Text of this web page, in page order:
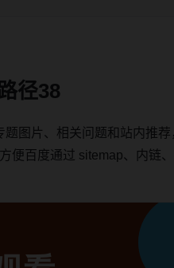
径38
图片、相关问题和站内推
便百度通过 sitemap、内链